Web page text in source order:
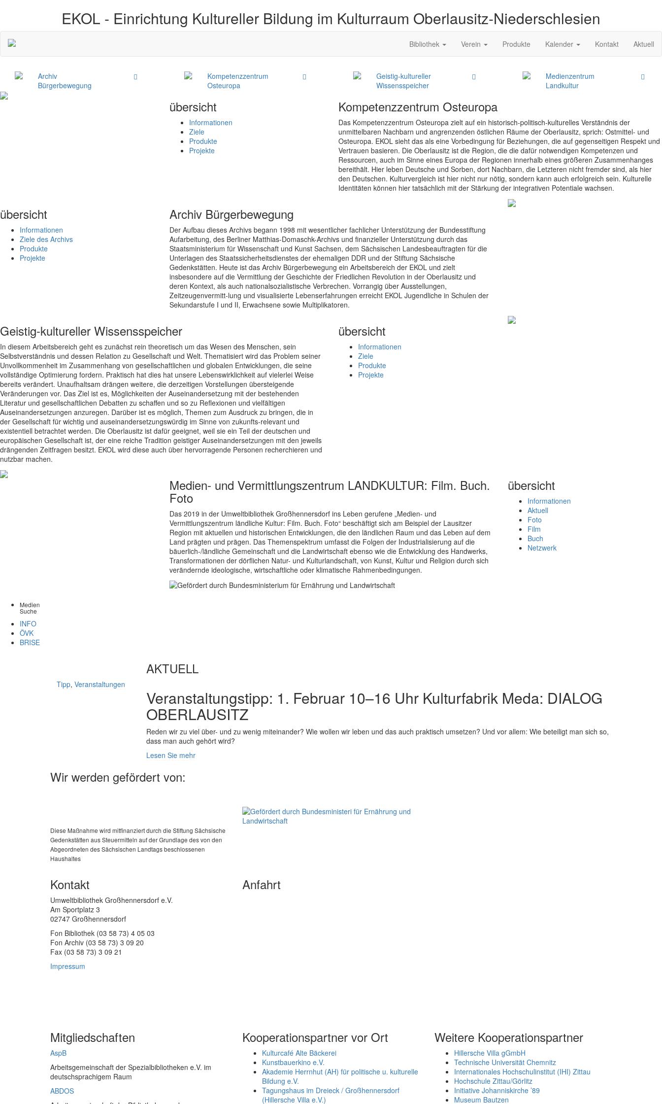
EKOL - Einrichtung Kultureller Bildung im Kulturraum Oberlausitz-Niederschlesien
Bibliothek Verein Produkte Kalender Kontakt Aktuell
Archiv
Bürgerbewegung
Kompetenzzentrum
Osteuropa
Geistig-kultureller
Wissensspeicher
Medienzentrum
Landkultur
übersicht
Informationen
Ziele
Produkte
Projekte
Kompetenzzentrum Osteuropa
Das Kompetenzzentrum Osteuropa zielt auf ein historisch-politisch-kulturelles Verständnis der
unmittelbaren Nachbarn und angrenzenden östlichen Räume der Oberlausitz, sprich: Ostmittel- und
Osteuropa. EKOL sieht das als eine Vorbedingung für Beziehungen, die auf gegenseitigen Respekt und
Vertrauen basieren. Die Oberlausitz ist die Region, die die dafür notwendigen Kompetenzen und
Ressourcen, auch im Sinne eines Europa der Regionen innerhalb eines größeren Zusammenhanges
bereithält. Hier leben Deutsche und Sorben, dort Nachbarn, die Letzteren nicht fremder sind, als hier
den Deutschen. Kulturvergleich ist hier nicht nur nötig, sondern kann auch erfolgreich sein. Kulturelle
Identitäten können hier tatsächlich mit der Stärkung der integrativen Potentiale wachsen.
übersicht
Informationen
Ziele des Archivs
Produkte
Projekte
Archiv Bürgerbewegung
Der Aufbau dieses Archivs begann 1998 mit wesentlicher fachlicher Unterstützung der Bundesstiftung
Aufarbeitung, des Berliner Matthias-Domaschk-Archivs und finanzieller Unterstützung durch das
Staatsministerium für Wissenschaft und Kunst Sachsen, dem Sächsischen Landesbeauftragten für die
Unterlagen des Staatssicherheitsdienstes der ehemaligen DDR und der Stiftung Sächsische
Gedenkstätten. Heute ist das Archiv Bürgerbewegung ein Arbeitsbereich der EKOL und zielt
insbesondere auf die Vermittlung der Geschichte der Friedlichen Revolution in der Oberlausitz und
deren Kontext, als auch nationalsozialistische Verbrechen. Vorrangig über Ausstellungen,
Zeitzeugenvermitt-lung und visualisierte Lebenserfahrungen erreicht EKOL Jugendliche in Schulen der
Sekundarstufe I und II, Erwachsene sowie Multiplikatoren.
Geistig-kultureller Wissensspeicher
In diesem Arbeitsbereich geht es zunächst rein theoretisch um das Wesen des Menschen, sein
Selbstverständnis und dessen Relation zu Gesellschaft und Welt. Thematisiert wird das Problem seiner
Unvollkommenheit im Zusammenhang von gesellschaftlichen und globalen Entwicklungen, die seine
vollständige Optimierung fordern. Praktisch hat dies hat unsere Lebenswirklichkeit auf vielerlei Weise
bereits verändert. Unaufhaltsam drängen weitere, die derzeitigen Vorstellungen übersteigende
Veränderungen vor. Das Ziel ist es, Möglichkeiten der Auseinandersetzung mit der bestehenden
Literatur und gesellschaftlichen Debatten zu schaffen und so zu Reflexionen und vielfältigen
Auseinandersetzungen anzuregen. Darüber ist es möglich, Themen zum Ausdruck zu bringen, die in
der Gesellschaft für wichtig und auseinandersetzungswürdig im Sinne von zukunfts-relevant und
existentiell betrachtet werden. Die Oberlausitz ist dafür geeignet, weil sie ein Teil der deutschen und
europäischen Gesellschaft ist, der eine reiche Tradition geistiger Auseinandersetzungen mit den jeweils
drängenden Zeitfragen besitzt. EKOL wird diese auch über hervorragende Personen recherchieren und
nutzbar machen.
übersicht
Informationen
Ziele
Produkte
Projekte
Medien- und Vermittlungszentrum LANDKULTUR: Film. Buch.
Foto
Das 2019 in der Umweltbibliothek Großhennersdorf ins Leben gerufene „Medien- und
Vermittlungszentrum ländliche Kultur: Film. Buch. Foto“ beschäftigt sich am Beispiel der Lausitzer
Region mit aktuellen und historischen Entwicklungen, die den ländlichen Raum und das Leben auf dem
Land prägten und prägen. Das Themenspektrum umfasst die Folgen der Industrialisierung auf die
bäuerlich-/ländliche Gemeinschaft und die Landwirtschaft ebenso wie die Entwicklung des Handwerks,
Transformationen der dörflichen Natur- und Kulturlandschaft, von Kunst, Kultur und Religion durch sich
verändernde ideologische, wirtschaftliche oder klimatische Rahmenbedingungen.
übersicht
Informationen
Aktuell
Foto
Film
Buch
Netzwerk
Medien
Suche
INFO
ÖVK
BRISE
AKTUELL
Tipp, Veranstaltungen
Veranstaltungstipp: 1. Februar 10–16 Uhr Kulturfabrik Meda: DIALOG
OBERLAUSITZ
Reden wir zu viel über- und zu wenig miteinander? Wie wollen wir leben und das auch praktisch umsetzen? Und vor allem: Wie beteiligt man sich so,
dass man auch gehört wird?
Lesen Sie mehr
Wir werden gefördert von:
Diese Maßnahme wird mitfinanziert durch die Stiftung Sächsische
Gedenkstätten aus Steuermitteln auf der Grundlage des von den
Abgeordneten des Sächsischen Landtags beschlossenen
Haushaltes
Kontakt
Umweltbibliothek Großhennersdorf e.V.
Am Sportplatz 3
02747 Großhennersdorf
Fon Bibliothek (03 58 73) 4 05 03
Fon Archiv (03 58 73) 3 09 20
Fax (03 58 73) 3 09 21
Impressum
Anfahrt
Mitgliedschaften
AspB
Arbeitsgemeinschaft der Spezialbibliotheken e.V. im
deutschsprachigem Raum
ABDOS
Kooperationspartner vor Ort
Kulturcafé Alte Bäckerei
Kunstbauerkino e.V.
Akademie Herrnhut (AH) für politische u. kulturelle
Bildung e.V.
Tagungshaus im Dreieck / Großhennersdorf
(Hillersche Villa e.V.)
Weitere Kooperationspartner
Hillersche Villa gGmbH
Technische Universität Chemnitz
Internationales Hochschulinstitut (IHI) Zittau
Hochschule Zittau/Görlitz
Initiative Johanniskirche ’89
Museum Bautzen